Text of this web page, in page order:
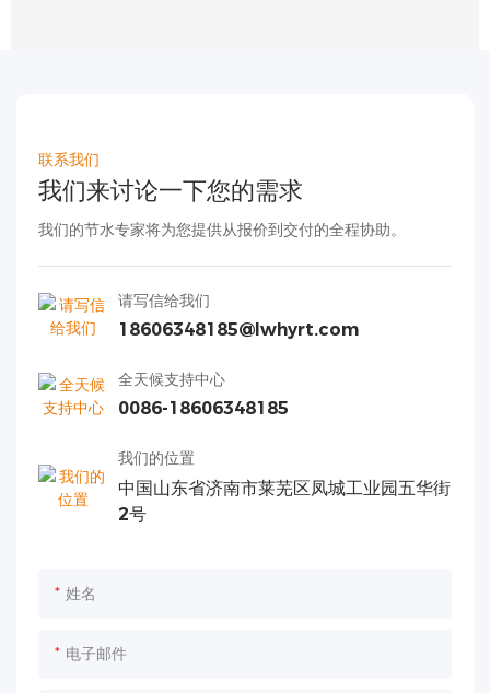
联系我们
我们来讨论一下您的需求
我们的节水专家将为您提供从报价到交付的全程协助。
请写信给我们
18606348185@lwhyrt.com
全天候支持中心
0086-18606348185
我们的位置
中国山东省济南市莱芜区凤城工业园五华街
2号
姓名
电子邮件